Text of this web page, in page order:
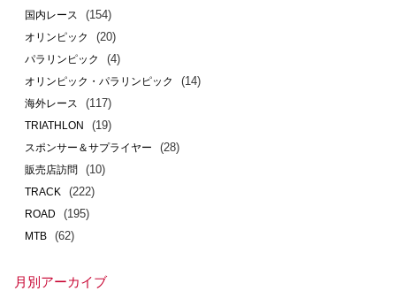
国内レース (154)
オリンピック (20)
パラリンピック (4)
オリンピック・パラリンピック (14)
海外レース (117)
TRIATHLON (19)
スポンサー＆サプライヤー (28)
販売店訪問 (10)
TRACK (222)
ROAD (195)
MTB (62)
月別アーカイブ